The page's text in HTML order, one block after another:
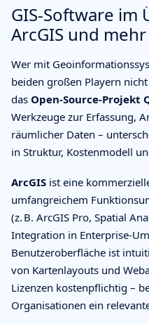
GIS-Software im
ArcGIS und mehr
Wer mit
beiden großen Playern
das Open-Source-Projekt
Werkzeuge zur Erfassung,
räumlicher Daten –
in Struktur, Kostenmodell
ArcGIS ist eine
umfangreichem
(z. B. ArcGIS Pro, Spatial
Integration in Enterprise-
Benutzeroberfläche ist
von Kartenlayouts und
Lizenzen kostenpflichtig –
Organisationen ein